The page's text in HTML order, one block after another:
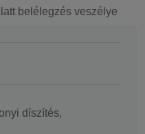
belélegzés veszélye
díszítés,